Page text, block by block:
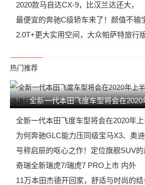
2020款马自达CX-9，比汉兰达还大，
最便宜的奔驰C级轿车来了！颜值不输
2.0T+更大实用空间，大众帕萨特旅行
热门推荐
全新一代本田飞度车型将会在2020
全新一代本田飞度车型将会在2020年
为何奔驰GLC能力压同级宝马X3、奥
号称启辰的呕心之作！定位旗舰SUV
奇瑞全新瑞虎7/瑞虎7 PRO上市 内外
11万本田杰德开回家，舒适与时尚的结